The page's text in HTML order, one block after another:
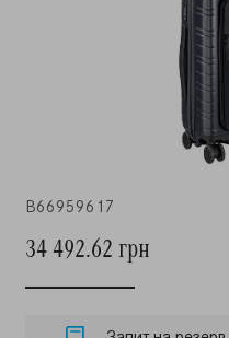
B66959617
34 492.62 грн